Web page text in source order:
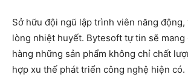
Sở hữu đội ngũ lập trình viên năng
lòng nhiệt huyết. Bytesoft tự tin sẽ mang
hàng những sản phẩm không chỉ chất
hợp xu thế phát triển công nghệ hiện có.